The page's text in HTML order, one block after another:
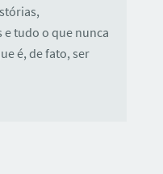
tudo o que nunca
é, de fato, ser